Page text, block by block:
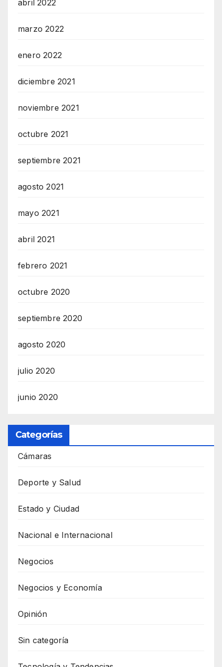
abril 2022
marzo 2022
enero 2022
diciembre 2021
noviembre 2021
octubre 2021
septiembre 2021
agosto 2021
mayo 2021
abril 2021
febrero 2021
octubre 2020
septiembre 2020
agosto 2020
julio 2020
junio 2020
Categorías
Cámaras
Deporte y Salud
Estado y Ciudad
Nacional e Internacional
Negocios
Negocios y Economía
Opinión
Sin categoría